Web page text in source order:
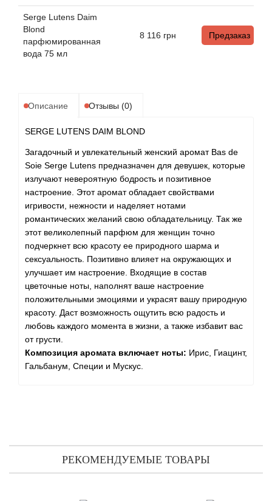
Serge Lutens Daim
Blond
парфюмированная
вода 75 мл
8 116 грн Предзаказ
Описание Отзывы (0)
SERGE LUTENS DAIM BLOND
Загадочный и увлекательный женский аромат Bas de
Soie Serge Lutens предназначен для девушек, которые
излучают невероятную бодрость и позитивное
настроение. Этот аромат обладает свойствами
игривости, нежности и наделяет нотами
романтических желаний свою обладательницу. Так же
этот великолепный парфюм для женщин точно
подчеркнет всю красоту ее природного шарма и
сексуальность. Позитивно влияет на окружающих и
улучшает им настроение. Входящие в состав
цветочные ноты, наполнят ваше настроение
положительными эмоциями и украсят вашу природную
красоту. Даст возможность ощутить всю радость и
любовь каждого момента в жизни, а также избавит вас
от грусти.
Композиция аромата включает ноты: Ирис, Гиацинт,
Гальбанум, Специи и Мускус.
РЕКОМЕНДУЕМЫЕ ТОВАРЫ
Alfred Dunhill
Alyson Oldoini
American Crew
Amouroud
Andre L'Arom
Angel Schlesser
Anima Mundi
Anna Sui
Annayake
Anne Fontaine
Antonio Banderas
Antonio Puig